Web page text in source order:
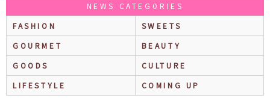
NEWS CATEGORIES
FASHION
SWEETS
GOURMET
BEAUTY
GOODS
CULTURE
LIFESTYLE
COMING UP